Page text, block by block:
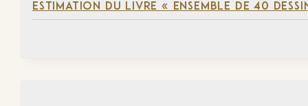
ESTIMATION DU LIVRE « ENSEMBLE DE 40